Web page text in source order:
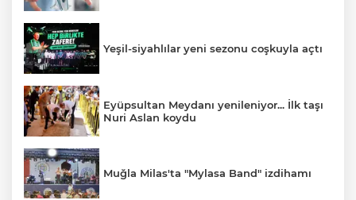
Yeşil-siyahlılar yeni sezonu coşkuyla açtı
Eyüpsultan Meydanı yenileniyor... İlk taşı
Nuri Aslan koydu
Muğla Milas'ta "Mylasa Band" izdihamı